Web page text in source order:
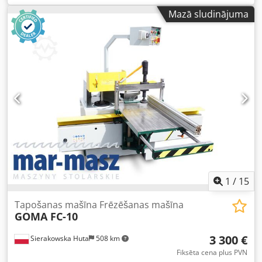
Ujk - Vārpsta ar fiksāciju - Diska regulācija
priekšā/aizmugurē, augšā/apakšā, leņķī - Diska aizsargs -
Motors: 1,1 kW - Nosūces savienojuma diametrs: 80 mm
Frēzmašīna: - Spundēšanas vārpsta: - Vārpstas diametrs:
fiksāciju - Maksimālais frēzes diametrs: 350 mm - 2
griešanās ātrumi: 3000, 4500 apgr./min - Motors: aptuveni
5,5 kW - Bremze - Sānu ratiņi – manuāla nobīde - Ratiņu
izmēri (garums/platums): 1180x600 mm - Leņķa lineāls -
Pneimatisks piespiedējmehānisms - Nosūces savienojuma
diametrs: 125 mm - Izmēri (garums/platums/augstums):
1750/2600 (sūtīšanai 1200)/1400 mm - Svars: 715 kg
PRIEKŠROCĪBAS – Ražots Vācijā – Ļoti labā stāvoklī – Lietota
tapošanas iekārta Neto cena: 13900 PLN Neto cena: 3300
EUR atbilstoši kursam 4,2 EUR (Cenas var mainīties
Mazā sludinājuma
1 / 15
Sierakowska Huta 508 km
Tapošanas mašīna Frēzēšanas mašīna
GOMA FC-10
3 300 €
Fiksēta cena plus PVN